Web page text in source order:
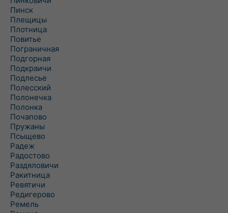
Пинск
Плещицы
Плотница
Повитье
Пограничная
Подгорная
Подкраичи
Подлесье
Полесский
Полонечка
Полонка
Почапово
Пружаны
Псыщево
Радеж
Радостово
Раздяловичи
Ракитница
Ревятичи
Редигерово
Ремель